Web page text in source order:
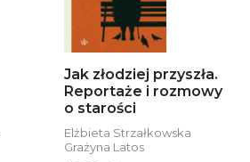
Jak złodziej przyszła.
Reportaże i rozmowy
o starości
Elżbieta Strzałkowska
Grażyna Latos